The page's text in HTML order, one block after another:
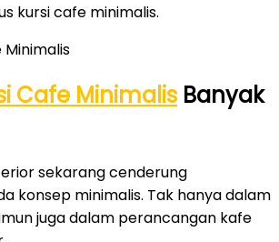
kursi cafe minimalis.
Cafe Minimalis Banyak
sekarang cenderung
konsep minimalis. Tak hanya dalam
juga dalam perancangan kafe